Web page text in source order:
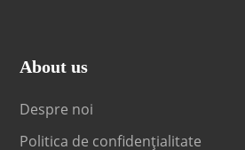
About us
Despre noi
Politica de confidențialitate